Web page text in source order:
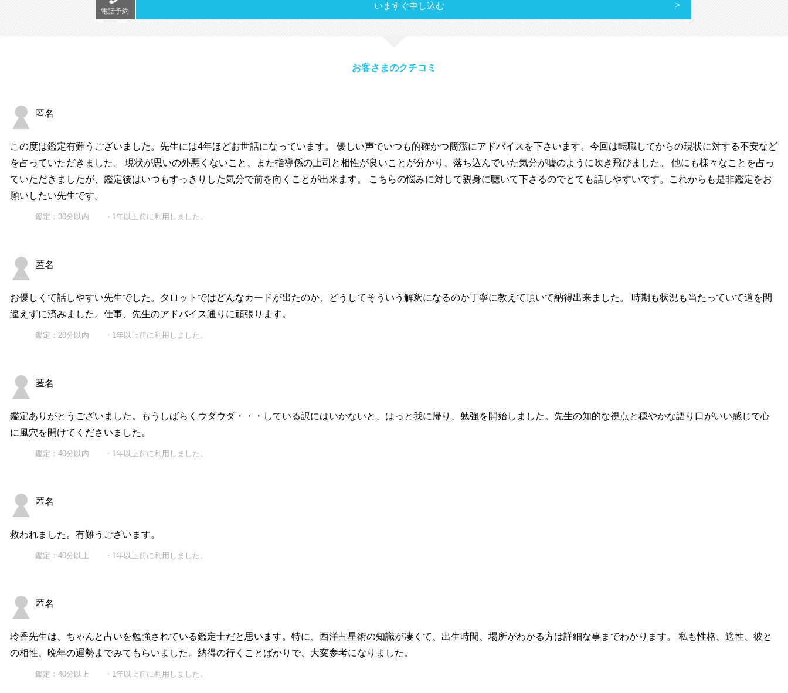
電話予約
いますぐ申し込む
お客さまのクチコミ
匿名
この度は鑑定有難うございました。先生には4年ほどお世話になっています。 優しい声でいつも的確かつ簡潔にアドバイスを下さいます。今回は転職してからの現状に対する不安など
を占っていただきました。 現状が思いの外悪くないこと、また指導係の上司と相性が良いことが分かり、落ち込んでいた気分が嘘のように吹き飛びました。 他にも様々なことを占っ
ていただきましたが、鑑定後はいつもすっきりした気分で前を向くことが出来ます。 こちらの悩みに対して親身に聴いて下さるのでとても話しやすいです。これからも是非鑑定をお
願いしたい先生です。
鑑定：30分以内 ・1年以上前に利用しました。
匿名
お優しくて話しやすい先生でした。タロットではどんなカードが出たのか、どうしてそういう解釈になるのか丁寧に教えて頂いて納得出来ました。 時期も状況も当たっていて道を間
違えずに済みました。仕事、先生のアドバイス通りに頑張ります。
鑑定：20分以内 ・1年以上前に利用しました。
匿名
鑑定ありがとうございました。もうしばらくウダウダ・・・している訳にはいかないと、はっと我に帰り、勉強を開始しました。先生の知的な視点と穏やかな語り口がいい感じで心
に風穴を開けてくださいました。
鑑定：40分以内 ・1年以上前に利用しました。
匿名
救われました。有難うございます。
鑑定：40分以上 ・1年以上前に利用しました。
匿名
玲香先生は、ちゃんと占いを勉強されている鑑定士だと思います。特に、西洋占星術の知識が凄くて、出生時間、場所がわかる方は詳細な事までわかります。 私も性格、適性、彼と
の相性、晩年の運勢までみてもらいました。納得の行くことばかりで、大変参考になりました。
鑑定：40分以上 ・1年以上前に利用しました。